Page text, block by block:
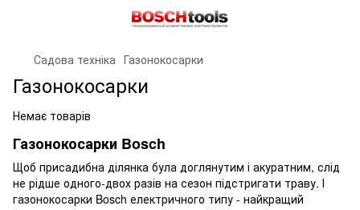
Садова техніка Газонокосарки
Газонокосарки
Немає товарів
Газонокосарки Bosch
Щоб присадибна ділянка була доглянутим і акуратним, слід
не рідше одного-двох разів на сезон підстригати траву. І
газонокосарки Bosch електричного типу - найкращий